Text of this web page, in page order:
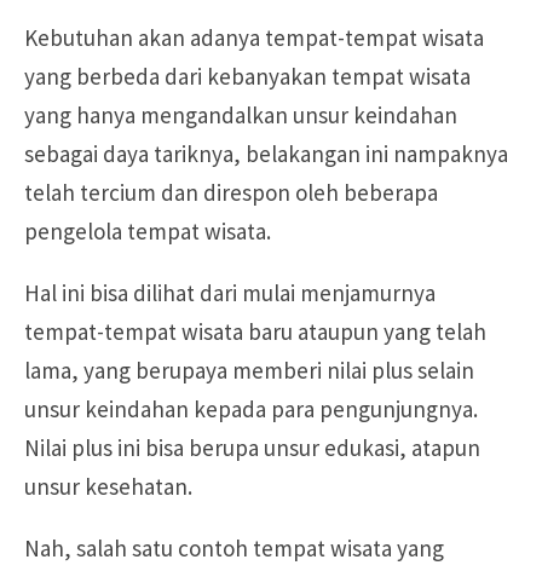
Kebutuhan akan adanya tempat-tempat wisata
yang berbeda dari kebanyakan tempat wisata
yang hanya mengandalkan unsur keindahan
sebagai daya tariknya, belakangan ini nampaknya
telah tercium dan direspon oleh beberapa
pengelola tempat wisata.
Hal ini bisa dilihat dari mulai menjamurnya
tempat-tempat wisata baru ataupun yang telah
lama, yang berupaya memberi nilai plus selain
unsur keindahan kepada para pengunjungnya.
Nilai plus ini bisa berupa unsur edukasi, atapun
unsur kesehatan.
Nah, salah satu contoh tempat wisata yang